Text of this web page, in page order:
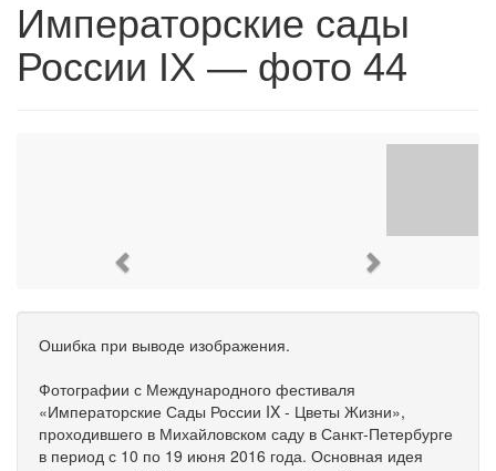
Императорские сады
России IX — фото 44
Ошибка при выводе изображения.
Фотографии с Международного фестиваля
«Императорские Сады России IX - Цветы Жизни»,
проходившего в Михайловском саду в Санкт-Петербурге
в период с 10 по 19 июня 2016 года. Основная идея